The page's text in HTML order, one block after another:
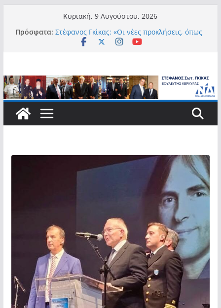
περιεχόμενο
Κυριακή, 9 Αυγούστου, 2026
Πρόσφατα: Στέφανος Γκίκας: «Οι νέες προκλήσεις, όπως
η τεχνητή νοημοσύνη, η κλιματική κρίση, η
απαντήσεις»
Στέφανος Γκίκας:
Στέφανος Γκίκας:
Στέφανος Γκίκας: «Η πρωτοβουλία “Smart
καθημερινότητάς τους»
Στέφανος Γκίκας: «Καλωσορίζω θερμά τους
911 νέους φοιτητές που επέλεξαν τα 6
Τμήματα της Κέρκυρας για τις σπουδές